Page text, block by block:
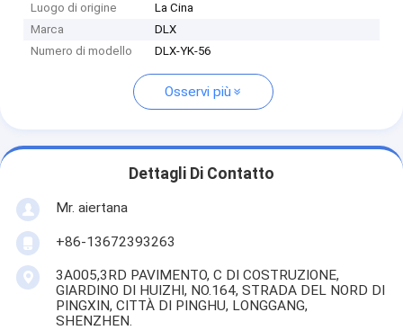
Luogo di origine
La Cina
Marca
DLX
Numero di modello
DLX-YK-56
Osservi più
Dettagli Di Contatto
Mr. aiertana
+86-13672393263
3A005,3RD PAVIMENTO, C DI COSTRUZIONE,
GIARDINO DI HUIZHI, NO.164, STRADA DEL NORD DI
PINGXIN, CITTÀ DI PINGHU, LONGGANG,
SHENZHEN.